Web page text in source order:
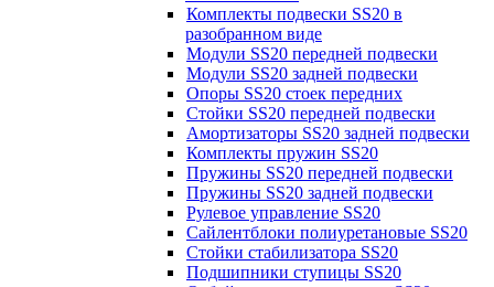
Комплекты подвески SS20 в
разобранном виде
Модули SS20 передней подвески
Модули SS20 задней подвески
Опоры SS20 стоек передних
Стойки SS20 передней подвески
Амортизаторы SS20 задней подвески
Комплекты пружин SS20
Пружины SS20 передней подвески
Пружины SS20 задней подвески
Рулевое управление SS20
Сайлентблоки полиуретановые SS20
Стойки стабилизатора SS20
Подшипники ступицы SS20